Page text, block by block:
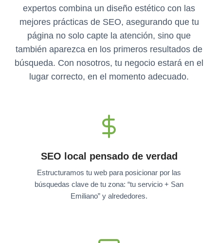
expertos combina un diseño estético con las
mejores prácticas de SEO, asegurando que tu
página no solo capte la atención, sino que
también aparezca en los primeros resultados de
búsqueda. Con nosotros, tu negocio estará en el
lugar correcto, en el momento adecuado.
SEO local pensado de verdad
Estructuramos tu web para posicionar por las
búsquedas clave de tu zona: “tu servicio + San
Emiliano” y alrededores.